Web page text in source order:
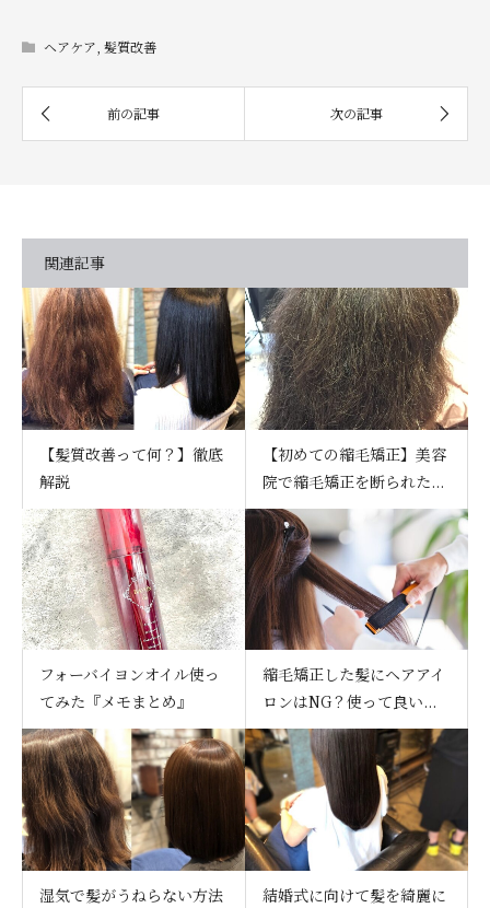
ヘアケア 髪質改善
関連記事
【髪質改善って何？】徹底
解説
【初めての縮毛矯正】美容
院で縮毛矯正を断られた...
フォーバイヨンオイル使っ
てみた『メモまとめ』
縮毛矯正した髪にヘアアイ
ロンはNG？使って良い...
湿気で髪がうねらない方法
結婚式に向けて髪を綺麗に